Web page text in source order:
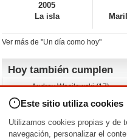
2005
La isla
Ver más de "Un día como hoy"
Hoy también cumplen
Audrey Wasilewski (17)
Angie Cole (40)
Paul Kasey (53)
Adam Irigoyen (29)
Este sitio utiliza cookies
Utilizamos cookies propias y de
navegación, personalizar el